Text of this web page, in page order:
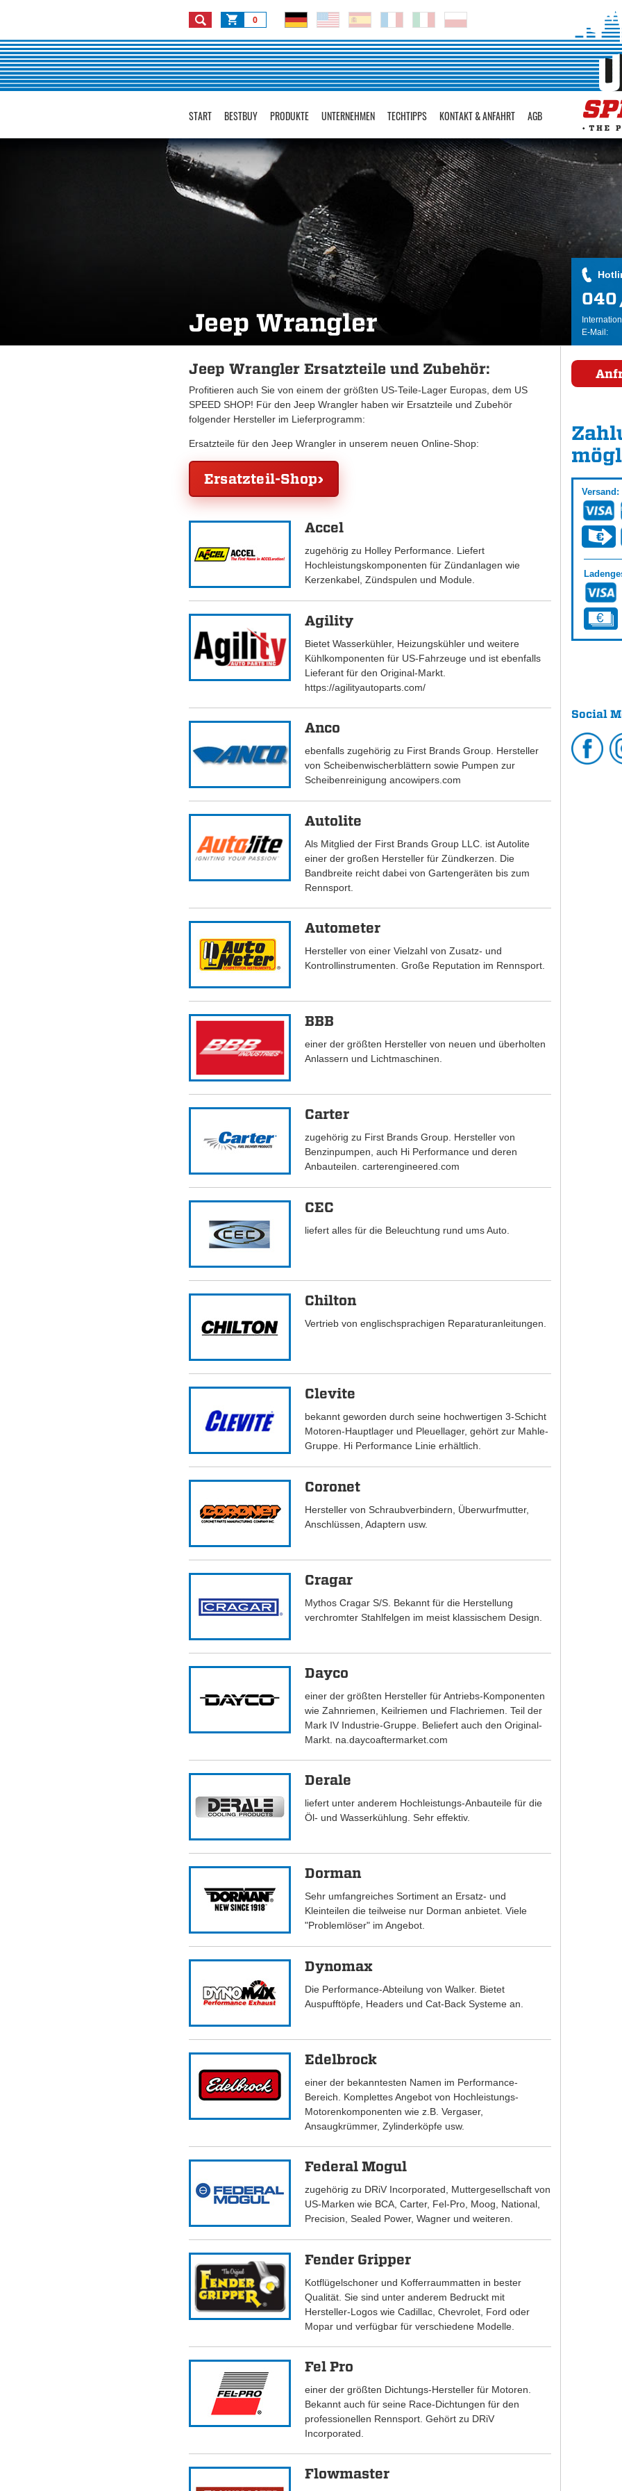
0
START BESTBUY PRODUKTE UNTERNEHMEN TECHTIPPS KONTAKT & ANFAHRT AGB
Jeep Wrangler
040
E-Mail:
Jeep Wrangler Ersatzteile und Zubehör:
Profitieren auch Sie von einem der größten US-Teile-Lager Europas, dem US
SPEED SHOP! Für den Jeep Wrangler haben wir Ersatzteile und Zubehör
folgender Hersteller im Lieferprogramm:
Ersatzteile für den Jeep Wrangler in unserem neuen Online-Shop:
Ersatzteil-Shop
Accel
zugehörig zu Holley Performance. Liefert
Hochleistungskomponenten für Zündanlagen wie
Kerzenkabel, Zündspulen und Module.
Agility
Bietet Wasserkühler, Heizungskühler und weitere
Kühlkomponenten für US-Fahrzeuge und ist ebenfalls
Lieferant für den Original-Markt.
https://agilityautoparts.com/
Anco
ebenfalls zugehörig zu First Brands Group. Hersteller
von Scheibenwischerblättern sowie Pumpen zur
Scheibenreinigung ancowipers.com
Autolite
Als Mitglied der First Brands Group LLC. ist Autolite
einer der großen Hersteller für Zündkerzen. Die
Bandbreite reicht dabei von Gartengeräten bis zum
Rennsport.
Autometer
Hersteller von einer Vielzahl von Zusatz- und
Kontrollinstrumenten. Große Reputation im Rennsport.
BBB
einer der größten Hersteller von neuen und überholten
Anlassern und Lichtmaschinen.
Carter
zugehörig zu First Brands Group. Hersteller von
Benzinpumpen, auch Hi Performance und deren
Anbauteilen. carterengineered.com
CEC
liefert alles für die Beleuchtung rund ums Auto.
Chilton
Vertrieb von englischsprachigen Reparaturanleitungen.
Clevite
bekannt geworden durch seine hochwertigen 3-Schicht
Motoren-Hauptlager und Pleuellager, gehört zur Mahle-
Gruppe. Hi Performance Linie erhältlich.
Coronet
Hersteller von Schraubverbindern, Überwurfmutter,
Anschlüssen, Adaptern usw.
Cragar
Mythos Cragar S/S. Bekannt für die Herstellung
verchromter Stahlfelgen im meist klassischem Design.
Dayco
einer der größten Hersteller für Antriebs-Komponenten
wie Zahnriemen, Keilriemen und Flachriemen. Teil der
Mark IV Industrie-Gruppe. Beliefert auch den Original-
Markt. na.daycoaftermarket.com
Derale
liefert unter anderem Hochleistungs-Anbauteile für die
Öl- und Wasserkühlung. Sehr effektiv.
Dorman
Sehr umfangreiches Sortiment an Ersatz- und
Kleinteilen die teilweise nur Dorman anbietet. Viele
"Problemlöser" im Angebot.
Dynomax
Die Performance-Abteilung von Walker. Bietet
Auspufftöpfe, Headers und Cat-Back Systeme an.
Edelbrock
einer der bekanntesten Namen im Performance-
Bereich. Komplettes Angebot von Hochleistungs-
Motorenkomponenten wie z.B. Vergaser,
Ansaugkrümmer, Zylinderköpfe usw.
Federal Mogul
zugehörig zu DRiV Incorporated, Muttergesellschaft von
US-Marken wie BCA, Carter, Fel-Pro, Moog, National,
Precision, Sealed Power, Wagner und weiteren.
Fender Gripper
Kotflügelschoner und Kofferraummatten in bester
Qualität. Sie sind unter anderem Bedruckt mit
Hersteller-Logos wie Cadillac, Chevrolet, Ford oder
Mopar und verfügbar für verschiedene Modelle.
Fel Pro
einer der größten Dichtungs-Hersteller für Motoren.
Bekannt auch für seine Race-Dichtungen für den
professionellen Rennsport. Gehört zu DRiV
Incorporated.
Flowmaster
Versand:
Social